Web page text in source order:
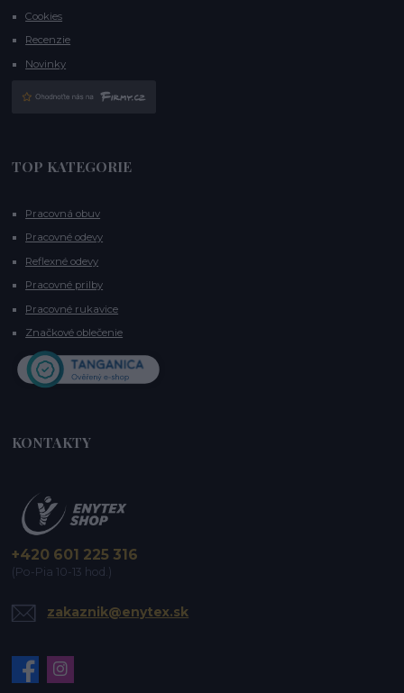
Cookies
Recenzie
Novinky
TOP KATEGORIE
Pracovná obuv
Pracovné odevy
Reflexné odevy
Pracovné prilby
Pracovné rukavice
Značkové oblečenie
KONTAKTY
+420 601 225 316
(Po-Pia 10-13 hod.)
zakaznik@enytex.sk